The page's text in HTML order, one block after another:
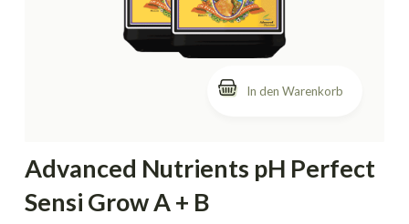
In den Warenkorb
Advanced Nutrients pH Perfect
Sensi Grow A + B